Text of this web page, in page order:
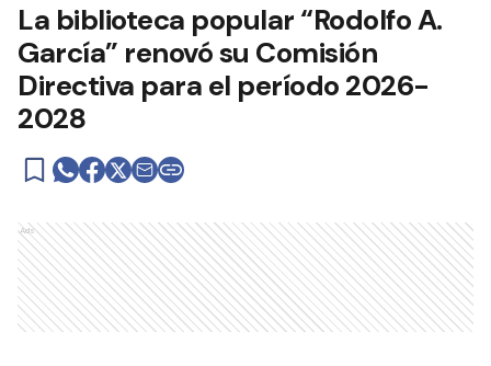
La biblioteca popular “Rodolfo A.
García” renovó su Comisión
Directiva para el período 2026-
2028
Ads